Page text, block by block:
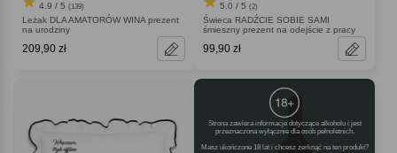
4.9 / 5 (139)
Leżak DLA AMATORÓW WINA prezent
na urodziny
209,90 zł
5.0 / 5 (2)
Świeca RADŹCIE SOBIE SAMI
śmieszny prezent na odejście z pracy
99,90 zł
Strona zawiera informacje dotyczące alkoholu i jest
przeznaczona wyłącznie dla osób pełnoletnich.
Masz ukończone 18 lat i chcesz zerknąć na ten produkt